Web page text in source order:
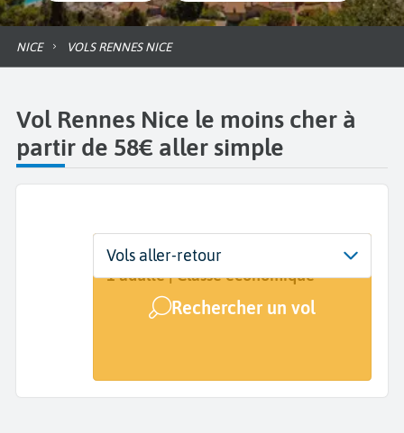
NICE VOLS RENNES NICE
Vol Rennes Nice le moins cher à
partir de 58€ aller simple
Départ
Rennes (RNS)
Dates
Dates de votre voyage
Voyageurs | Classe
1 adulte | Classe économique
Rechercher un vol
Vols aller-retour